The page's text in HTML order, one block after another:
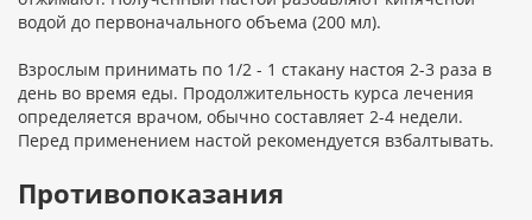
водой до первоначального объема (200 мл).
Взрослым принимать по 1/2 - 1 стакану настоя 2-3 раза в
день во время еды. Продолжительность курса лечения
определяется врачом, обычно составляет 2-4 недели.
Перед применением настой рекомендуется взбалтывать.
Противопоказания